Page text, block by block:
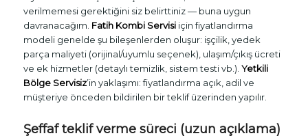
verilmemesi gerektiğini siz belirttiniz — buna uygun
davranacağım. Fatih Kombi Servisiiçin fiyatlandırma
modeli genelde şu bileşenlerden oluşur: işçilik, yedek
parça maliyeti (orijinal/uyumlu seçenek), ulaşım/çıkış ücreti
ve ek hizmetler (detaylı temizlik, sistem testi vb.). Yetkili
Bölge Servisiz’in yaklaşımı: fiyatlandırma açık, adil ve
müşteriye önceden bildirilen bir teklif üzerinden yapılır.
Şeffaf teklif verme süreci (uzun açıklama)